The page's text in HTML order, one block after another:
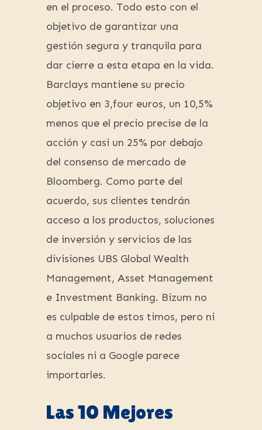
en el proceso. Todo esto con el
objetivo de garantizar una
gestión segura y tranquila para
dar cierre a esta etapa en la vida.
Barclays mantiene su precio
objetivo en 3,four euros, un 10,5%
menos que el precio precise de la
acción y casi un 25% por debajo
del consenso de mercado de
Bloomberg. Como parte del
acuerdo, sus clientes tendrán
acceso a los productos, soluciones
de inversión y servicios de las
divisiones UBS Global Wealth
Management, Asset Management
e Investment Banking. Bizum no
es culpable de estos timos, pero ni
a muchos usuarios de redes
sociales ni a Google parece
importarles.
Las 10 Mejores